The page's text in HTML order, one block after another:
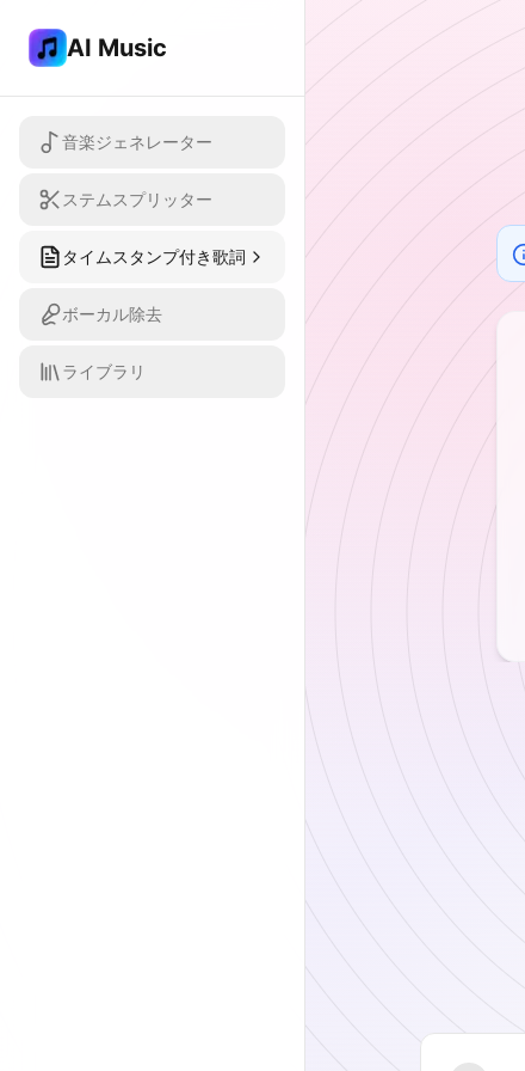
AI Music
音楽ジェネレーター
ステムスプリッター
タイムスタンプ付き歌詞
ボーカル除去
ライブラリ